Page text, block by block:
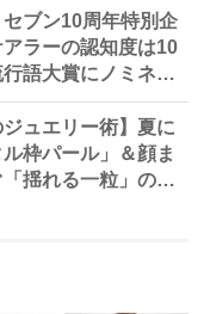
セブン10周年特別企
ラーの認知度は10
語大賞にノミネー
記されたが果たし
ジュエリー術】夏に
枠パール」＆顔ま
揺れる一粒」の使